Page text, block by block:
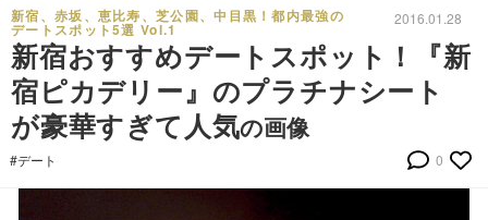
新宿、赤坂、恵比寿、芝公園、中目黒！都内最強の
デートスポット5選 Vol.1
2016.01.28
新宿おすすめデートスポット！『新
宿ピカデリー』のプラチナシート
が豪華すぎて人気の画像
#デート 0